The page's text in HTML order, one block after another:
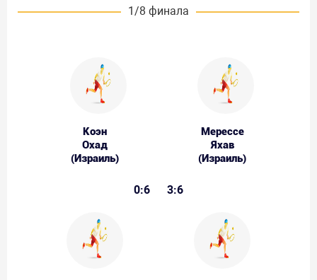
1/8 финала
Коэн
Охад
(Израиль)
Мерессе
Яхав
(Израиль)
0:6 3:6